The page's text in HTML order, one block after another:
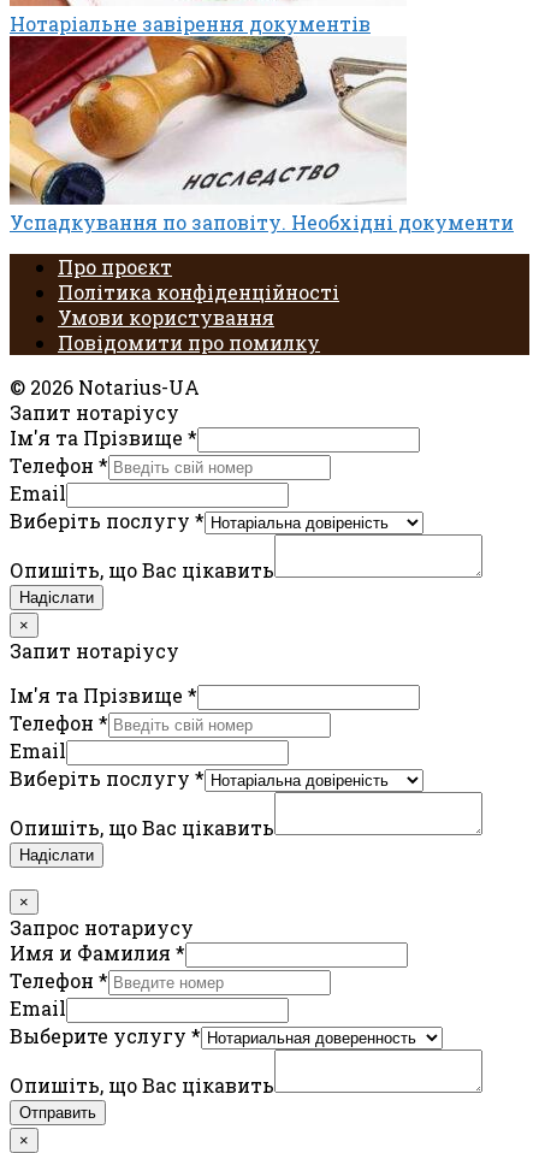
Нотаріальне завірення документів
Успадкування по заповіту. Необхідні документи
Про проєкт
Політика конфіденційності
Умови користування
Повідомити про помилку
© 2026 Notarius-UA
Запит нотаріусу
Ім'я та Прізвище *
Телефон *
Email
Виберіть послугу *
Опишіть, що Вас цікавить
Надіслати
×
Запит нотаріусу
Ім'я та Прізвище *
Телефон *
Email
Виберіть послугу *
Опишіть, що Вас цікавить
Надіслати
×
Запрос нотариусу
Имя и Фамилия *
Телефон *
Email
Выберите услугу *
Опишіть, що Вас цікавить
Отправить
×